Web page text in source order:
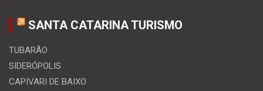
SANTA CATARINA TURISMO
TUBARÃO
SIDERÓPOLIS
CAPIVARI DE BAIXO